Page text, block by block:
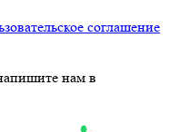
соглашение
нам в